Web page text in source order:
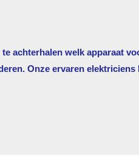
achterhalen welk apparaat
Onze ervaren